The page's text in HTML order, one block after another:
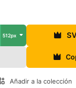
512px
Añadir a la colección